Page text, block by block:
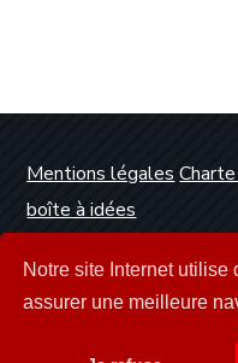
Notre site Internet utilise
assurer une meilleure
Mentions légales
boîte à idées
Dunkerque